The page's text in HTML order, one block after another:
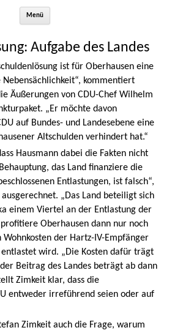
Menü
Aufgabe des Landes
ist für Oberhausen eine
Nebensächlichkeit“, kommentiert
Äußerungen von CDU-Chef Wilhelm
„Er möchte davon
auf Bundes- und Landesebene eine
Altschulden verhindert hat.“
Hausmann dabei die Fakten nicht
das Land finanziere die
Entlastungen, ist falsch“,
„Das Land beteiligt sich
einem Viertel an der Entlastung der
profitiere Oberhausen dann nur noch
Wohnkosten der Hartz-IV-Empfänger
wird. „Die Kosten dafür trägt
Beitrag des Landes beträgt ab dann
Zimkeit klar, dass die
entweder irreführend seien oder auf
Zimkeit auch die Frage, warum